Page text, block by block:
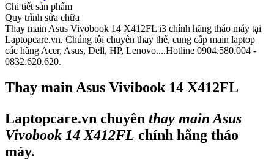
Chi tiết sản phẩm
Quy trình sửa chữa
Thay main Asus Vivobook 14 X412FL i3 chính hãng tháo máy tại
Laptopcare.vn. Chúng tôi chuyên thay thế, cung cấp main laptop
các hãng Acer, Asus, Dell, HP, Lenovo....Hotline 0904.580.004 -
0832.620.620.
Thay main Asus Vivibook 14 X412FL
Laptopcare.vn chuyên thay main Asus
Vivobook 14 X412FL chính hãng tháo
máy.